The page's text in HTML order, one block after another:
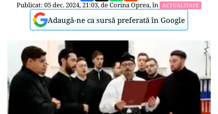
Publicat: 05 dec. 2024, 21:03, deCorina Oprea, în ACTUALITATE
Adaugă-ne ca sursă preferată în Google